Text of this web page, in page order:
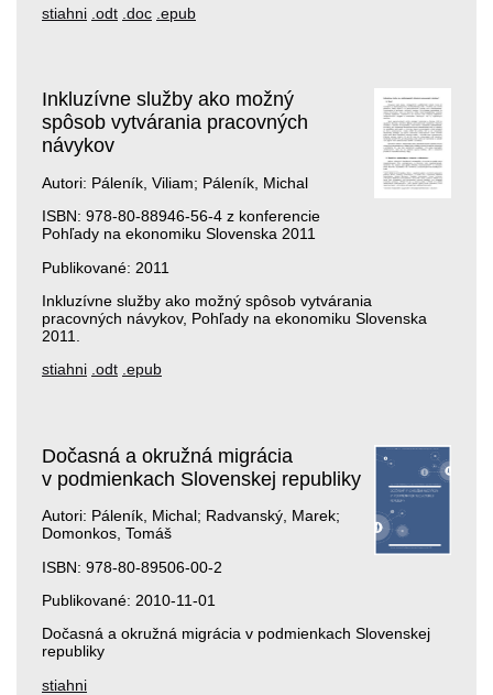
stiahni .odt .doc .epub
Inkluzívne služby ako možný
spôsob vytvárania pracovných
návykov
Autori: Páleník, Viliam; Páleník, Michal
ISBN: 978-80-88946-56-4 z konferencie
Pohľady na ekonomiku Slovenska 2011
Publikované: 2011
Inkluzívne služby ako možný spôsob vytvárania
pracovných návykov, Pohľady na ekonomiku Slovenska
2011.
stiahni .odt .epub
Dočasná a okružná migrácia
v podmienkach Slovenskej republiky
Autori: Páleník, Michal; Radvanský, Marek;
Domonkos, Tomáš
ISBN: 978-80-89506-00-2
Publikované: 2010-11-01
Dočasná a okružná migrácia v podmienkach Slovenskej
republiky
stiahni